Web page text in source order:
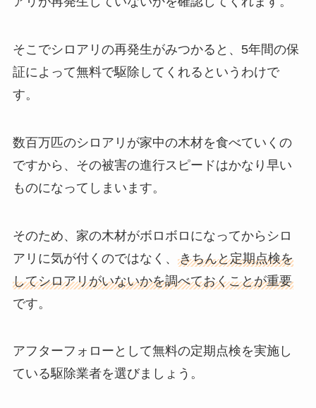
そこでシロアリの再発生がみつかると、5年間の保
証によって無料で駆除してくれるというわけで
す。
数百万匹のシロアリが家中の木材を食べていくの
ですから、その被害の進行スピードはかなり早い
ものになってしまいます。
そのため、家の木材がボロボロになってからシロ
アリに気が付くのではなく、 きちんと定期点検を
してシロアリがいないかを調べておくことが重要
です。
アフターフォローとして無料の定期点検を実施し
ている駆除業者を選びましょう。